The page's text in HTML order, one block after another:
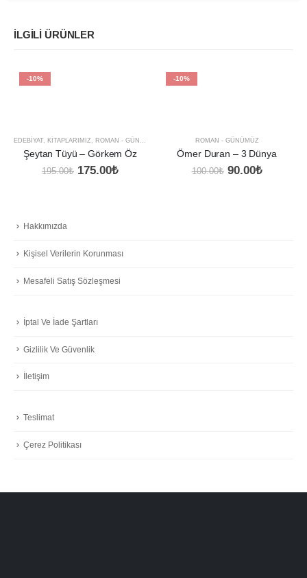
İLGILI ÜRÜNLER
-10%
EDEBIYAT KITAPLARIMIZ ROMAN - GÜNÜMÜZ
Şeytan Tüyü – Görkem Öz
195.00₺ Orijinal
175.00₺Şu
-10%
ROMAN - GÜNÜMÜZ
Ömer Duran – 3 Dünya
100.00₺ Orijinal
90.00₺Şu
Hakkımızda
Kişisel Verilerin Korunması
Mesafeli Satış Sözleşmesi
İptal Ve İade Şartları
Gizlilik Ve Güvenlik
İletişim
Teslimat
Çerez Politikası